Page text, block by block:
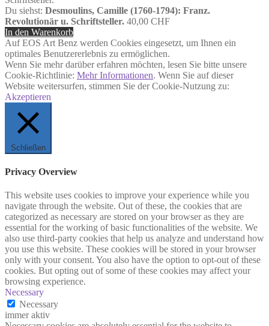
Du siehst: Desmoulins, Camille (1760-1794): Franz.
Revolutionär u. Schriftsteller. 40,00 CHF
In den Warenkorb
Auf EOS Art Benz werden Cookies eingesetzt, um Ihnen ein
optimales Benutzererlebnis zu ermöglichen.
Wenn Sie mehr darüber erfahren möchten, lesen Sie bitte unsere
Cookie-Richtlinie: Mehr Informationen. Wenn Sie auf dieser
Website weitersurfen, stimmen Sie der Cookie-Nutzung zu:
Akzeptieren
Schließen
Privacy Overview
This website uses cookies to improve your experience while you
navigate through the website. Out of these, the cookies that are
categorized as necessary are stored on your browser as they are
essential for the working of basic functionalities of the website. We
also use third-party cookies that help us analyze and understand how
you use this website. These cookies will be stored in your browser
only with your consent. You also have the option to opt-out of these
cookies. But opting out of some of these cookies may affect your
browsing experience.
Necessary
Necessary
immer aktiv